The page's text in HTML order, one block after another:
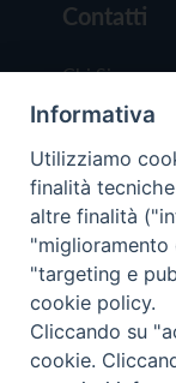
Contatti
Chi Siamo
Redazione
Scrivici
Copyright
Trentina
Informativa
Utilizziamo
finalità
altre finalità
"miglioramento
"targeting e
cookie policy.
Cliccando su
cookie.